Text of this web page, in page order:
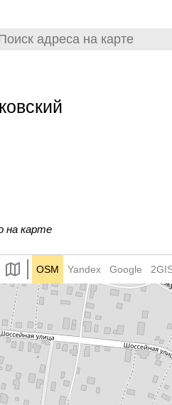
на карте
OSM Yandex Google